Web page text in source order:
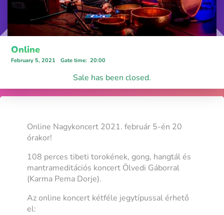
Online
February 5, 2021 Gate time: 20:00
Sale has been closed.
Online Nagykoncert 2021. február 5-én 20
órakor!
108 perces tibeti torokének, gong, hangtál és
mantrameditációs koncert Ölvedi Gáborral
(Karma Pema Dorje).
Az online koncert kétféle jegytípussal érhető
el: